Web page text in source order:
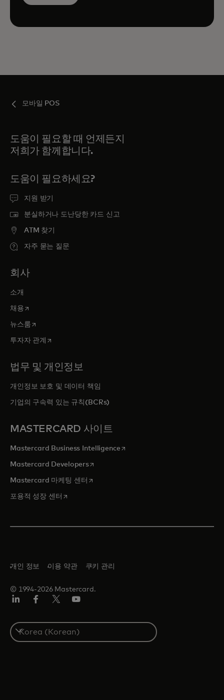
모바일 POS
도움이 필요할 때 언제든지
저희가 함께합니다.
도움이 필요하세요?
지원 받기
분실하거나 도난당한 카드 신고
ATM 찾기
자주 묻는 질문
회사
소개
채용새 탭에서 열림
뉴스룸새 탭에서 열림
투자자 관계 새 탭에서 열림
법무 및 개인정보
개인정보 보호 및 데이터 책임
기업의 구속력 있는 규칙(BCRs)
MASTERCARD 사이트
Mastercard Business Intelligence새 탭에서 열림
Mastercard Developers새 탭에서 열림
Mastercard 마케팅 센터 새 탭에서 열림
포용적 성장 센터 새 탭에서 열림
© 1994-2026 Mastercard.
개인 정보 이용 약관 쿠키 관리
S
e
In
ook
터/
X
브